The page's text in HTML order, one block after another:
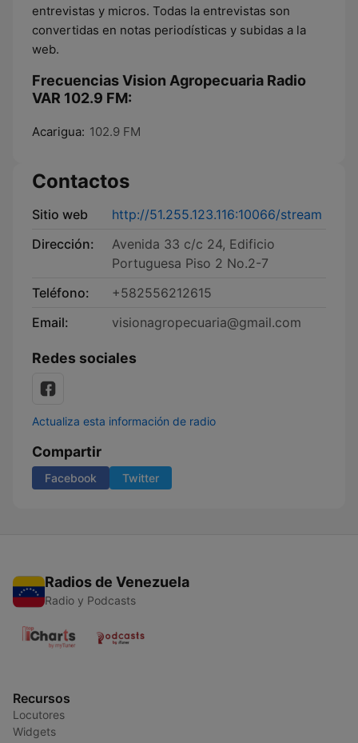
entrevistas y micros. Todas la entrevistas son
convertidas en notas periodísticas y subidas a la
web.
Frecuencias Vision Agropecuaria Radio
VAR 102.9 FM:
Acarigua: 102.9 FM
Contactos
Sitio web
http://51.255.123.116:10066/stream
Dirección:
Avenida 33 c/c 24, Edificio
Portuguesa Piso 2 No.2-7
Teléfono:
+582556212615
Email:
visionagropecuaria@gmail.com
Redes sociales
Actualiza esta información de radio
Compartir
Facebook Twitter
Radios de Venezuela
Radio y Podcasts
Recursos
Locutores
Widgets